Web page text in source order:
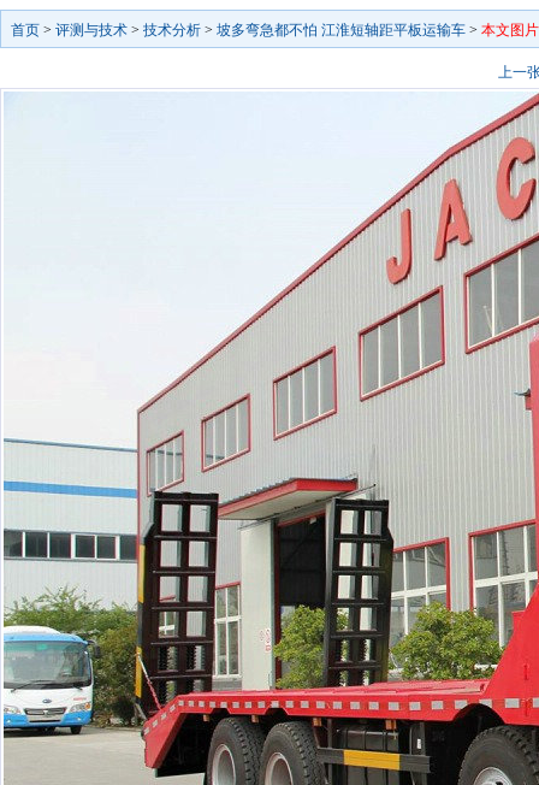
首页 > 评测与技术 > 技术分析 > 坡多弯急都不怕 江淮短轴距平板运输车 > 本文图片
上一